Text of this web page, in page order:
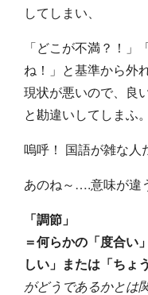
してしまい、
「どこが不満？！
ね！」と基準から外
現状が悪いので、良
と勘違いしてしまふ。
嗚呼！ 国語が雑な
あのね～….意味が違
「調節」
＝何らかの「度合い
しい」または「ちょ
がどうであるかとは